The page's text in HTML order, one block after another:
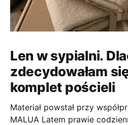
Len w sypialni.
zdecydowałam
komplet pościeli
Materiał powstał przy
MALUA Latem prawie codziennie sięgam po lniane